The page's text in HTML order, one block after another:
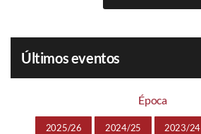
Últimos eventos
Época
2025/26 2024/25 2023/24